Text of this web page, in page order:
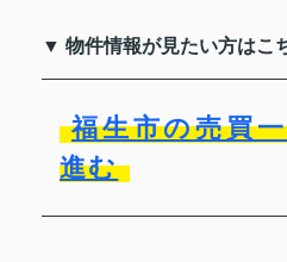
▼ 物件情報が見たい方はこ
福生市の売買
進む